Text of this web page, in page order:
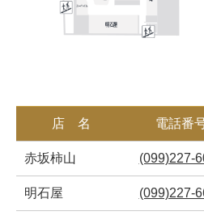
店 名 電話番
赤坂柿山 (099)227-
明石屋 (099)227-